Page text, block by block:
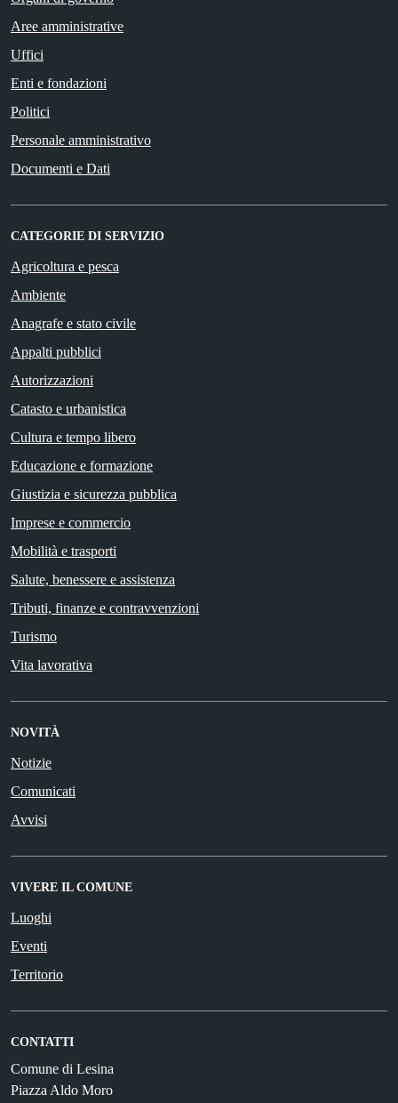
Aree amministrative
Uffici
Enti e fondazioni
Politici
Personale amministrativo
Documenti e Dati
CATEGORIE DI SERVIZIO
Agricoltura e pesca
Ambiente
Anagrafe e stato civile
Appalti pubblici
Autorizzazioni
Catasto e urbanistica
Cultura e tempo libero
Educazione e formazione
Giustizia e sicurezza pubblica
Imprese e commercio
Mobilità e trasporti
Salute, benessere e assistenza
Tributi, finanze e contravvenzioni
Turismo
Vita lavorativa
NOVITÀ
Notizie
Comunicati
Avvisi
VIVERE IL COMUNE
Luoghi
Eventi
Territorio
CONTATTI
Comune di Lesina
Piazza Aldo Moro